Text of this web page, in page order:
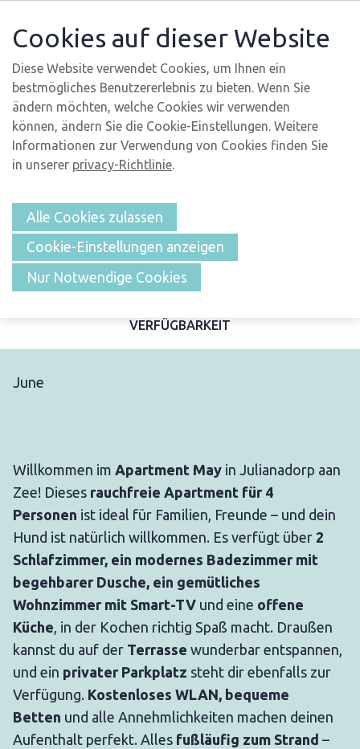
ÜBERSICHT
VERFÜGBARKEIT
June
Willkommen im Apartment May in Julianadorp aan
Zee! Dieses rauchfreie Apartment für 4
Personen ist ideal für Familien, Freunde – und dein
Hund ist natürlich willkommen. Es verfügt über 2
Schlafzimmer, ein modernes Badezimmer mit
begehbarer Dusche, ein gemütliches
Wohnzimmer mit Smart-TV und eine offene
Küche, in der Kochen richtig Spaß macht. Draußen
kannst du auf der Terrasse wunderbar entspannen,
und ein privater Parkplatz steht dir ebenfalls zur
Verfügung. Kostenloses WLAN, bequeme
Betten und alle Annehmlichkeiten machen deinen
Aufenthalt perfekt. Alles fußläufig zum Strand –
Cookies auf dieser Website
Diese Website verwendet Cookies, um Ihnen ein
bestmögliches Benutzererlebnis zu bieten. Wenn Sie
ändern möchten, welche Cookies wir verwenden
können, ändern Sie die Cookie-Einstellungen. Weitere
Informationen zur Verwendung von Cookies finden Sie
in unserer privacy-Richtlinie.
Alle Cookies zulassen
Cookie-Einstellungen anzeigen
Nur Notwendige Cookies